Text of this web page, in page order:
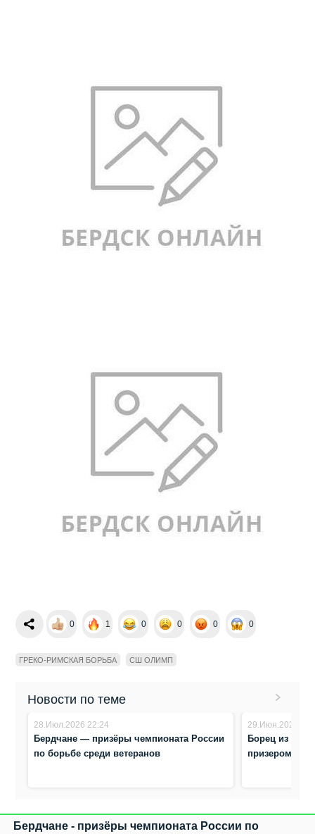
0 1 0 0 0 0
ГРЕКО-РИМСКАЯ БОРЬБА СШ ОЛИМП
Новости по теме
28.Июл.2026 22:24
Бердчане — призёры чемпионата России
по борьбе среди ветеранов
29.Июн.2026
Борец из
призером
Бердчане - призёры чемпионата России по